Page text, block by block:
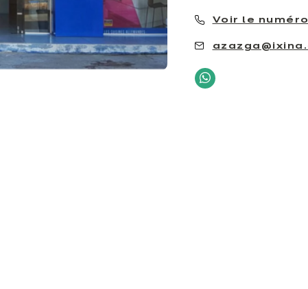
Voir le numéro